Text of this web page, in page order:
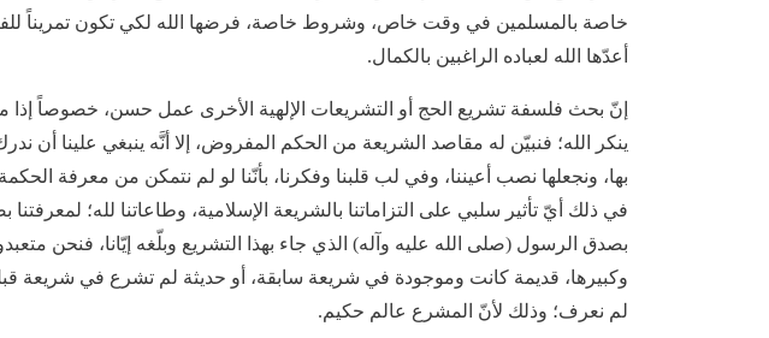
خاصة بالمسلمين في وقت خاص، وشروط خاصة، فرضها الله لكي تكون تمريناً
أعدّها الله لعباده الراغبين بالكمال.
إنّ بحث فلسفة تشريع الحج أو التشريعات الإلهية الأخرى عمل حسن، خصوصاً إذا
ينكر الله؛ فنبيّن له مقاصد الشريعة من الحكم المفروض، إلا أنَّه ينبغي علينا أن
بها، ونجعلها نصب أعيننا، وفي لب قلبنا وفكرنا، بأنّنا لو لم نتمكن من معرفة
في ذلك أيّ تأثير سلبي على التزاماتنا بالشريعة الإسلامية، وطاعاتنا لله؛ لمعرفتنا
بصدق الرسول (صلى الله عليه وآله) الذي جاء بهذا التشريع وبلّغه إيّانا، فنحن
وكبيرها، قديمة كانت وموجودة في شريعة سابقة، أو حديثة لم تشرع في شريعة
لم نعرف؛ وذلك لأنّ المشرع عالم حكيم.